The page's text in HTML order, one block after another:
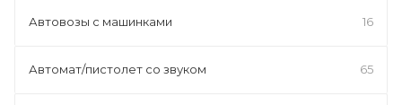
Автовозы с машинками 16
Автомат/пистолет со звуком 65